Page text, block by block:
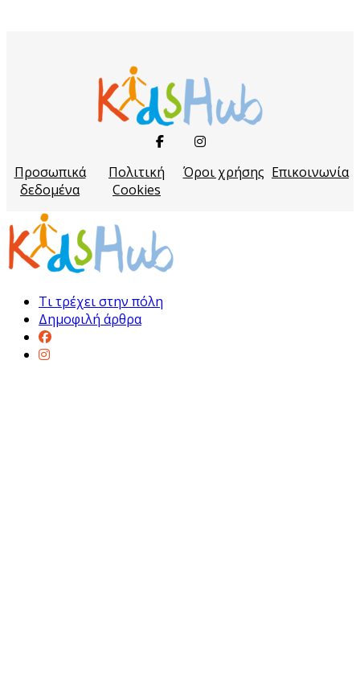
Προσωπικά
δεδομένα
Πολιτική
Cookies
Όροι χρήσης Επικοινωνία
Τι τρέχει στην πόλη
Δημοφιλή άρθρα